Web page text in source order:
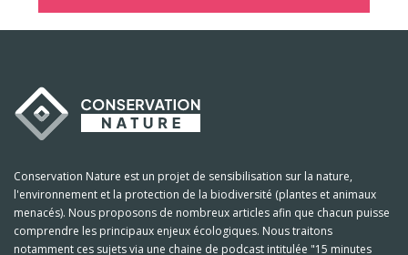
Conservation Nature est un projet de sensibilisation sur la nature,
l'environnement et la protection de la biodiversité (plantes et animaux
menacés). Nous proposons de nombreux articles afin que chacun puisse
comprendre les principaux enjeux écologiques. Nous traitons
notamment ces sujets via une chaine de podcast intitulée "15 minutes